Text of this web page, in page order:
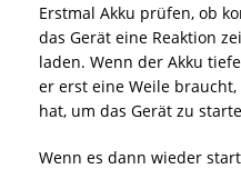
Erstmal Akku prüfen, ob
das Gerät eine Reaktion
laden. Wenn der Akku
er erst eine Weile
hat, um das Gerät zu
Wenn es dann wieder